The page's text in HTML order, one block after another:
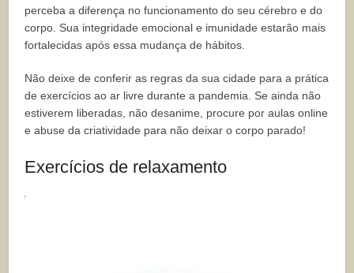
perceba a diferença no funcionamento do seu cérebro e do
corpo. Sua integridade emocional e imunidade estarão mais
fortalecidas após essa mudança de hábitos.
Não deixe de conferir as regras da sua cidade para a prática
de exercícios ao ar livre durante a pandemia. Se ainda não
estiverem liberadas, não desanime, procure por aulas online
e abuse da criatividade para não deixar o corpo parado!
Exercícios de relaxamento